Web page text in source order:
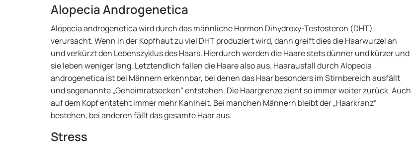
Alopecia Androgenetica
Alopecia androgenetica wird durch das männliche Hormon Dihydroxy-Testosteron (DHT)
verursacht. Wenn in der Kopfhaut zu viel DHT produziert wird, dann greift dies die Haarwurzel an
und verkürzt den Lebenszyklus des Haars. Hierdurch werden die Haare stets dünner und kürzer und
sie leben weniger lang. Letztendlich fallen die Haare also aus. Haarausfall durch Alopecia
androgenetica ist bei Männern erkennbar, bei denen das Haar besonders im Stirnbereich ausfällt
und sogenannte „Geheimratsecken“ entstehen. Die Haargrenze zieht so immer weiter zurück. Auch
auf dem Kopf entsteht immer mehr Kahlheit. Bei manchen Männern bleibt der „Haarkranz“
bestehen, bei anderen fällt das gesamte Haar aus.
Stress